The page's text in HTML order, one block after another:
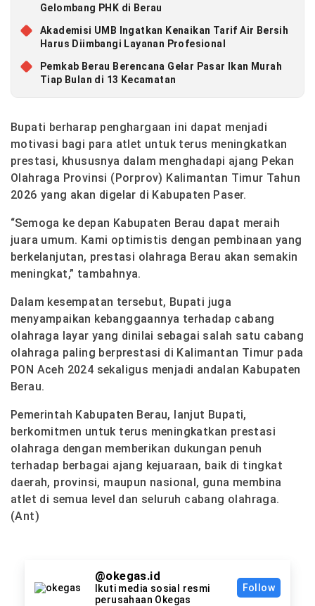
Gelombang PHK di Berau
Akademisi UMB Ingatkan Kenaikan Tarif Air Bersih
Harus Diimbangi Layanan Profesional
Pemkab Berau Berencana Gelar Pasar Ikan Murah
Tiap Bulan di 13 Kecamatan
Bupati berharap penghargaan ini dapat menjadi
motivasi bagi para atlet untuk terus meningkatkan
prestasi, khususnya dalam menghadapi ajang Pekan
Olahraga Provinsi (Porprov) Kalimantan Timur Tahun
2026 yang akan digelar di Kabupaten Paser.
“Semoga ke depan Kabupaten Berau dapat meraih
juara umum. Kami optimistis dengan pembinaan yang
berkelanjutan, prestasi olahraga Berau akan semakin
meningkat,” tambahnya.
Dalam kesempatan tersebut, Bupati juga
menyampaikan kebanggaannya terhadap cabang
olahraga layar yang dinilai sebagai salah satu cabang
olahraga paling berprestasi di Kalimantan Timur pada
PON Aceh 2024 sekaligus menjadi andalan Kabupaten
Berau.
Pemerintah Kabupaten Berau, lanjut Bupati,
berkomitmen untuk terus meningkatkan prestasi
olahraga dengan memberikan dukungan penuh
terhadap berbagai ajang kejuaraan, baik di tingkat
daerah, provinsi, maupun nasional, guna membina
atlet di semua level dan seluruh cabang olahraga.
(Ant)
@okegas.id
Ikuti media sosial resmi
perusahaan Okegas
Follow